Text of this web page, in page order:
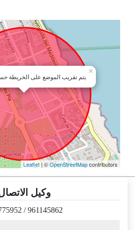
يتم تقريب الموضع على الخريطة
×
Leaflet| ©OpenStreetMapcontributors
وكيل
/961145862